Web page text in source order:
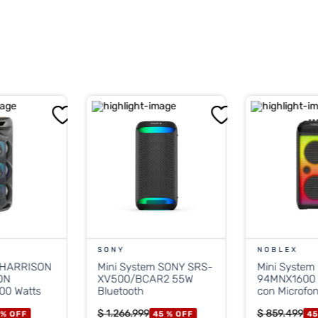
Watts
OFF
SONY
Mini System SONY SRS-
XV500/BCAR2 55W
Bluetooth
$1.266.999 45 % OFF
NOBLEX
Mini System
con
$859.499